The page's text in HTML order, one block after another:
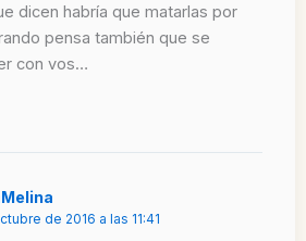
dicen habría que matarlas por
pensa también que se
con vos…
de 2016 a las 11:41